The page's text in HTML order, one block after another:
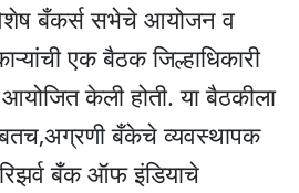
बँकर्स सभेचे आयोजन व
एक बैठक जिल्हाधिकारी
केली होती. या बैठकीला
बँकेचे व्यवस्थापक
बँक ऑफ इंडियाचे